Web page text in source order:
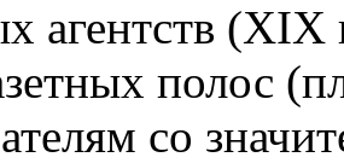
агентств (XIX
полос
со